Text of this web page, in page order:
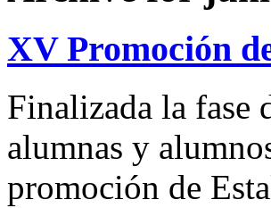
XV Promoción
Finalizada la fase
alumnas y
promoción de